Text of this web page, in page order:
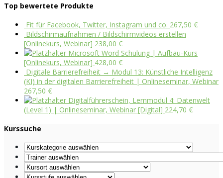
Top bewertete Produkte
Fit für Facebook, Twitter, Instagram und co. 267,50 €
Bildschirmaufnahmen / Bildschirmvideos erstellen
[Onlinekurs, Webinar] 238,00 €
Microsoft Word Schulung | Aufbau-Kurs
[Onlinekurs, Webinar] 428,00 €
Digitale Barrierefreiheit → Modul 13: Künstliche Intelligenz
(KI) in der digitalen Barrierefreiheit | Onlineseminar, Webinar
267,50 €
Digitalführerschein, Lernmodul 4: Datenwelt
(Level 1) | Onlineseminar, Webinar [Digital] 224,70 €
Kurssuche